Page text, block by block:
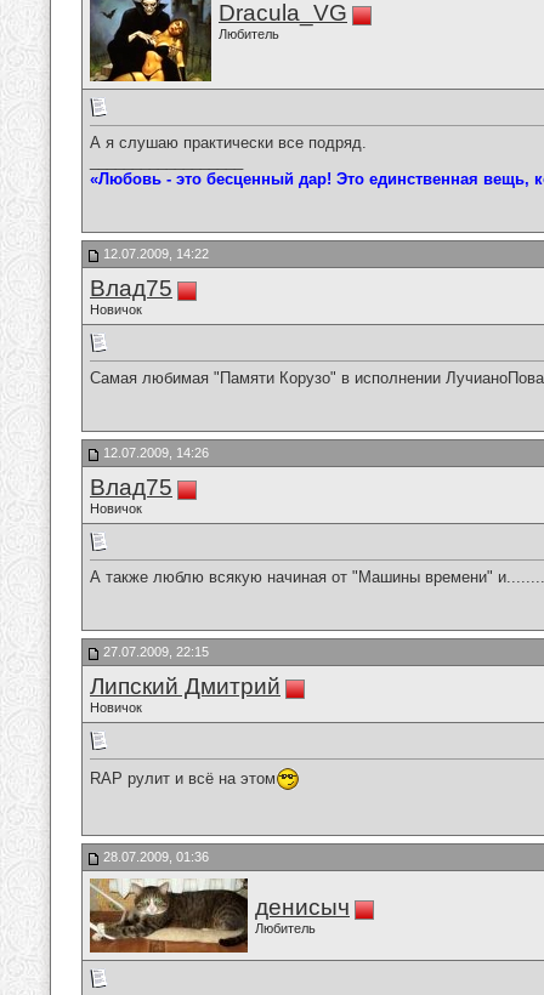
Dracula_VG
Любитель
А я слушаю практически все подряд.
«Любовь - это бесценный дар! Это единственная вещь,
12.07.2009, 14:22
Влад75
Новичок
Самая любимая "Памяти Корузо" в исполнении
12.07.2009, 14:26
Влад75
Новичок
А также люблю всякую начиная от "Машины времени"
27.07.2009, 22:15
Липский Дмитрий
Новичок
RAP рулит и всё на этом
28.07.2009, 01:36
денисыч
Любитель